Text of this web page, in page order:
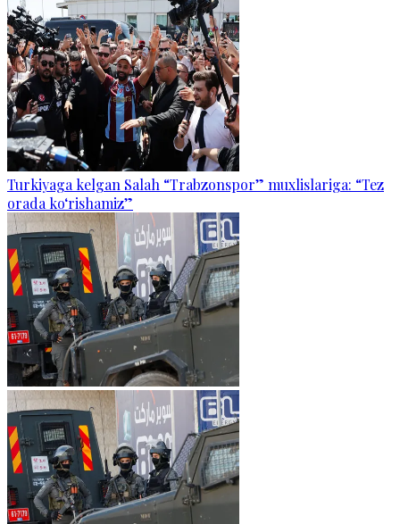
Turkiyaga kelgan Salah “Trabzonspor” muxlislariga: “Tez
orada ko‘rishamiz”